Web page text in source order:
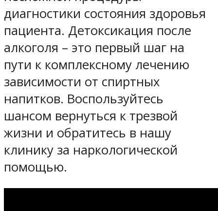
диагностики состояния здоровья
пациента. Детоксикация после
алкоголя – это первый шаг на
пути к комплексному лечению
зависимости от спиртных
напитков. Воспользуйтесь
шансом вернуться к трезвой
жизни и обратитесь в нашу
клинику за наркологической
помощью.